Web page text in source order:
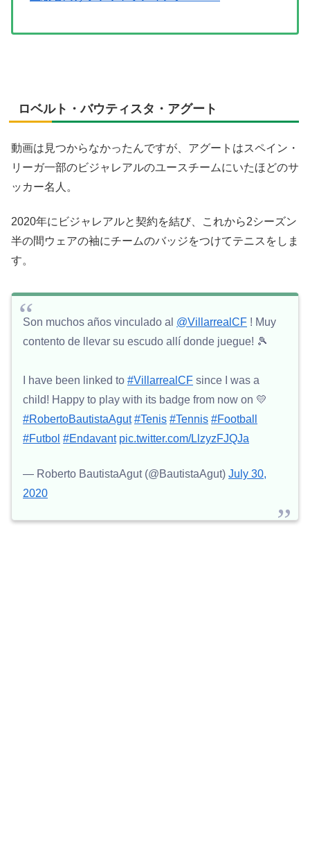
ロベルト・バウティスタ・アグート
動画は見つからなかったんですが、アグートはスペイン・
リーガ一部のビジャレアルのユースチームにいたほどのサ
ッカー名人。
2020年にビジャレアルと契約を結び、これから2シーズン
半の間ウェアの袖にチームのバッジをつけてテニスをしま
す。
Son muchos años vinculado al @VillarrealCF ! Muy
contento de llevar su escudo allí donde juegue!⁣ 🎾
I have been linked to #VillarrealCF since I was a
child! Happy to play with its badge⁣ from now on 💛
#RobertoBautistaAgut #Tenis #Tennis #Football
#Futbol #Endavant pic.twitter.com/LlzyzFJQJa
— Roberto BautistaAgut (@BautistaAgut) July 30,
2020